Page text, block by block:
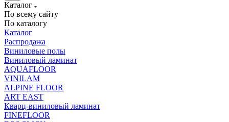
Каталог
По всему сайту
По каталогу
Каталог
Распродажа
Виниловые полы
Виниловый ламинат
AQUAFLOOR
VINILAM
ALPINE FLOOR
ART EAST
Кварц-виниловый ламинат
FINEFLOOR